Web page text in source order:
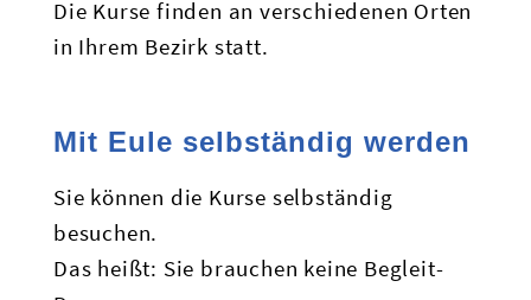
Die Kurse finden an verschiedenen Orten
in Ihrem Bezirk statt.
Mit Eule selbständig werden
Sie können die Kurse selbständig
besuchen.
Das heißt: Sie brauchen keine Begleit-